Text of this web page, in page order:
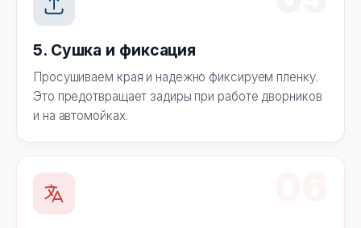
5. Сушка и фиксация
Просушиваем края и надежно фиксируем пленку.
Это предотвращает задиры при работе дворников
и на автомойках.